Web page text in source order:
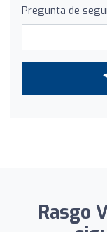
Pregunta de
Rasgo